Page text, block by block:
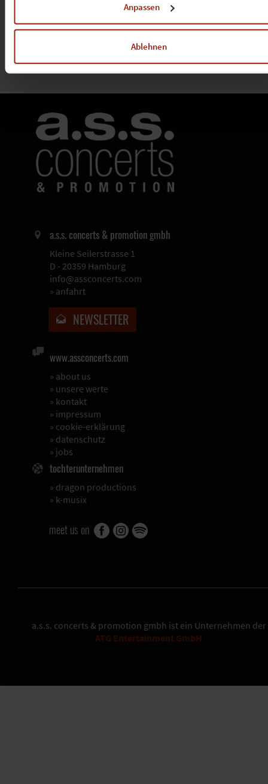
Anpassen
Ablehnen
a.s.s. concerts & promotion gmbh
Kleine Seilerstrasse 1
D - 20359 Hamburg
info@assconcerts.com
» anfahrt
NEWSLETTER
www.assconcerts.com
» about us
» unsere werte
» kontakt
» impressum
» cookie-erklärung
» datenschutz
» jobs
tochterunternehmen
» dragon productions
» k-musix
meet us on
a.s.s. concerts & promotion gmbh ist ein Unternehmen der
ATG Entertainment GmbH